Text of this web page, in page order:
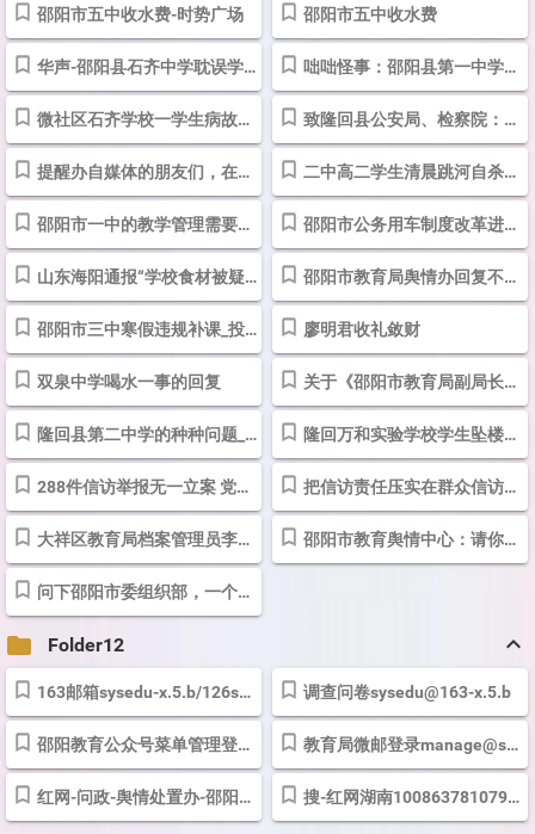
邵阳市五中收水费-时势广场 邵阳市五中收水费
华声-邵阳县石齐中学耽误学生抢救 致抢救无效死亡_投诉举报_投诉直通车... 咄咄怪事：邵阳县第一中学对学生迟到、退步都要罚款？？-邵阳
微社区石齐学校一学生病故很遗憾 大邵网传播谣言中伤学校遭警告-红网... 致隆回县公安局、检察院：定陈某敲诈勒索还值得讨论-邵阳
提醒办自媒体的朋友们，在自媒体中发布任何信息都要实事求是-邵阳 二中高二学生清晨跳河自杀，现生死不明。-邵阳
邵阳市一中的教学管理需要加强 邵阳市公务用车制度改革进入关键期 处置车辆统一封存-邵阳
山东海阳通报“学校食材被疑”事件：对家长过激行为从轻处理_绿政公署... 邵阳市教育局舆情办回复不当 必须道歉！_投诉举报_投诉直通车_华声在线
邵阳市三中寒假违规补课_投诉举报_投诉直通车_华声在线 廖明君收礼敛财
双泉中学喝水一事的回复 关于《邵阳市教育局副局长廖明君收礼敛财，公然对抗“四风”活动》的...
隆回县第二中学的种种问题_投诉举报_投诉直通车_华声在线 隆回万和实验学校学生坠楼身亡，校长等责任人该问责
288件信访举报无一立案 党委纪委主要负责人被撤职_新浪新闻 把信访责任压实在群众信访之初
大祥区教育局档案管理员李玲玲_投诉举报_投诉直通车_华声在线 邵阳市教育舆情中心：请你必须给家长一个道歉
问下邵阳市委组织部，一个局竟有17名局领导
folder Folder12 keyboard_arrow_up
163邮箱sysedu-x.5.b/126sysedu-53...8/jyjshq.126-jyj1.6-刘义云133-l1.9 调查问卷sysedu@163-x.5.b
邵阳教育公众号菜单管理登录 sysedu@163-s.....u123
教育局微邮登录manage@sysedu-T..5322..8-
红网-问政-舆情处置办-邵阳市教育局信息办-邵阳市教育阳光服务中心 搜-红网湖南1008637810791456768@sohu-t.7.18-199-